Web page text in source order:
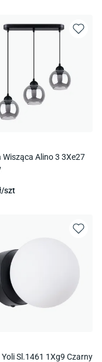
Wisząca Alino 3 3Xe27
szt
Yoli Sl.1461 1Xg9 Czarny